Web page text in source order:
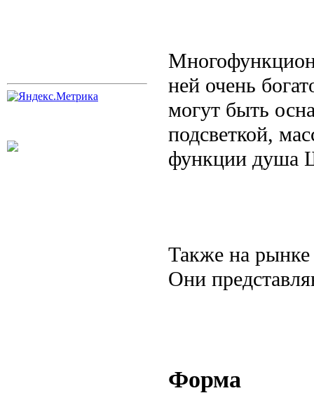
ней очень
могут быть
подсветкой,
функции душа
Также на
Они
Форма